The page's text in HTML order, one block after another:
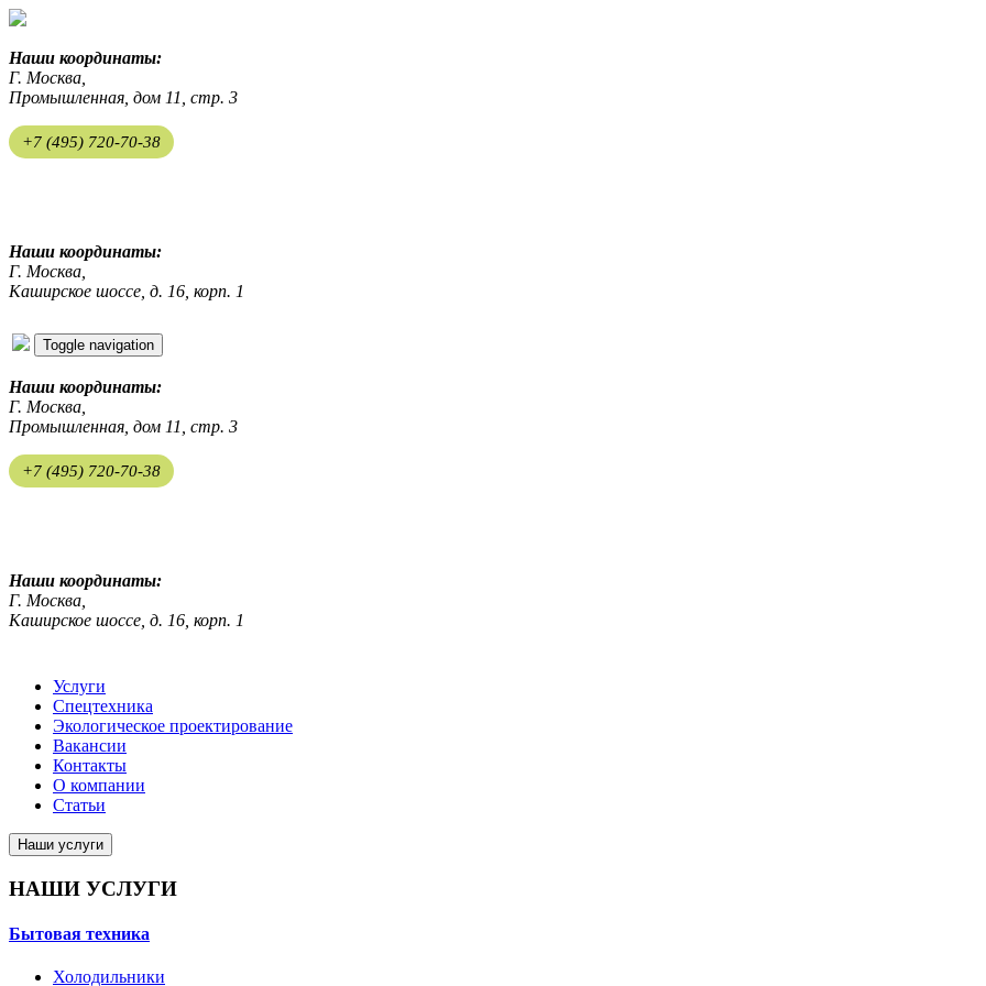
Наши координаты:
Г. Москва,
Промышленная, дом 11, стр. 3
+7 (495) 720-70-38
Наши координаты:
Г. Москва,
Каширское шоссе, д. 16, корп. 1
Toggle navigation
Наши координаты:
Г. Москва,
Промышленная, дом 11, стр. 3
+7 (495) 720-70-38
Наши координаты:
Г. Москва,
Каширское шоссе, д. 16, корп. 1
Услуги
Спецтехника
Экологическое проектирование
Вакансии
Контакты
О компании
Статьи
Наши услуги
НАШИ УСЛУГИ
Бытовая техника
Холодильники